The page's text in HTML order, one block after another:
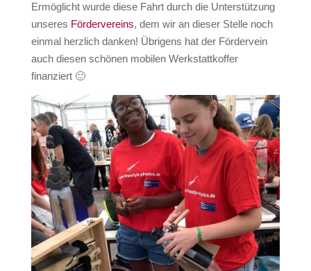
Ermöglicht wurde diese Fahrt durch die Unterstützung
unseres Fördervereins, dem wir an dieser Stelle noch
einmal herzlich danken! Übrigens hat der Fördervein
auch diesen schönen mobilen Werkstattkoffer
finanziert 🙂